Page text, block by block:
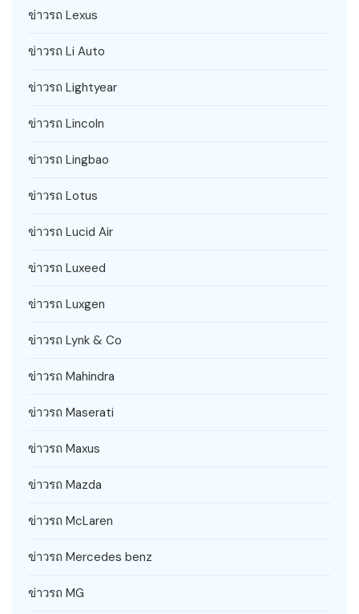
ข่าวรถ Lexus
ข่าวรถ Li Auto
ข่าวรถ Lightyear
ข่าวรถ Lincoln
ข่าวรถ Lingbao
ข่าวรถ Lotus
ข่าวรถ Lucid Air
ข่าวรถ Luxeed
ข่าวรถ Luxgen
ข่าวรถ Lynk & Co
ข่าวรถ Mahindra
ข่าวรถ Maserati
ข่าวรถ Maxus
ข่าวรถ Mazda
ข่าวรถ McLaren
ข่าวรถ Mercedes benz
ข่าวรถ MG